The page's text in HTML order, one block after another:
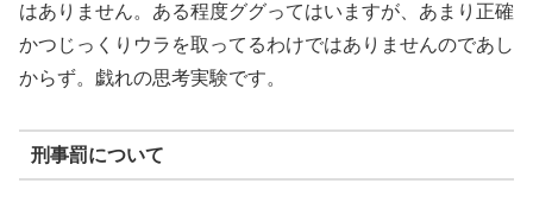
はありません。ある程度ググってはいますが、あまり正確
かつじっくりウラを取ってるわけではありませんのであし
からず。戯れの思考実験です。
刑事罰について